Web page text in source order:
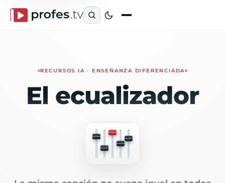
RECURSOS IA · ENSEÑANZA DIFERENCIADA
El ecualizador